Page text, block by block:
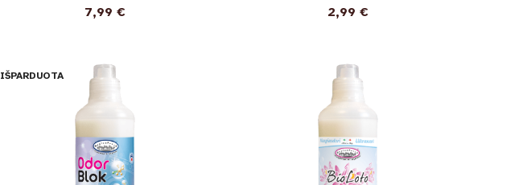
7,99€
2,99€
IŠPARDUOTA